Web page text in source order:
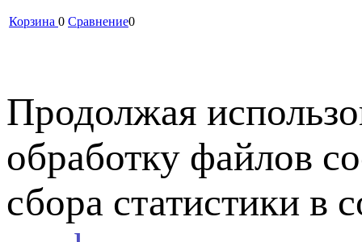
Корзина 0 Сравнение0
Продолжая
обработку файлов
сбора статистики в